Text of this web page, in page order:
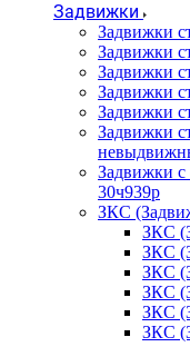
Задвижки
Задвижки
Задвижки
Задвижки
Задвижки
Задвижки
Задвижки
Задвижки
30ч939р
ЗКС
ЗКС
ЗКС
ЗКС
ЗКС
ЗКС
ЗКС